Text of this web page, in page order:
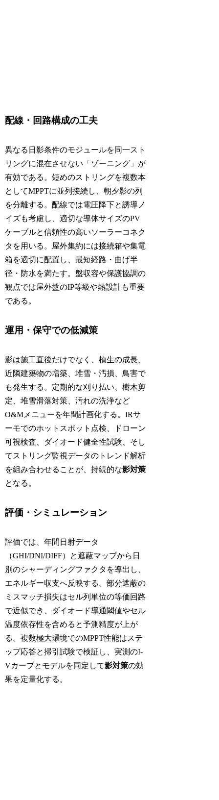
配線・回路構成の工夫
異なる日影条件のモジュールを同一スト
リングに混在させない「ゾーニング」が
有効である。短めのストリングを複数本
としてMPPTに並列接続し、朝夕影の列
を分離する。配線では電圧降下と誘導ノ
イズも考慮し、適切な導体サイズのPV
ケーブルと信頼性の高いソーラーコネク
タを用いる。屋外集約には接続箱や集電
箱を適切に配置し、最短経路・曲げ半
径・防水を満たす。盤収容や保護協調の
観点では屋外盤のIP等級や熱設計も重要
である。
運用・保守での低減策
影は施工直後だけでなく、植生の成長、
近隣建築物の増築、堆雪・汚損、鳥害で
も発生する。定期的な刈り払い、樹木剪
定、堆雪滑落対策、汚れの洗浄など
O&Mメニューを年間計画化する。IRサ
ーモでのホットスポット点検、ドローン
可視検査、ダイオード健全性試験、そし
てストリング監視データのトレンド解析
を組み合わせることが、持続的な影対策
となる。
評価・シミュレーション
評価では、年間日射データ
（GHI/DNI/DIFF）と遮蔽マップから日
別のシャーディングファクタを導出し、
エネルギー収支へ反映する。部分遮蔽の
ミスマッチ損失はセル列単位の等価回路
で近似でき、ダイオード導通閾値やセル
温度依存性を含めると予測精度が上が
る。複数極大環境でのMPPT性能はステ
ップ応答と掃引試験で検証し、実測のI-
Vカーブとモデルを同定して影対策の効
果を定量化する。